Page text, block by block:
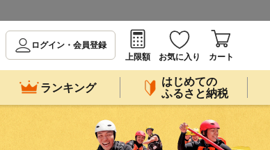
ログイン・会員登録
上限額
お気に入り カート
ランキング
はじめての
ふるさと納税